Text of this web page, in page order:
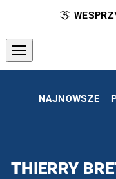
NAJNOWSZE
THIERRY